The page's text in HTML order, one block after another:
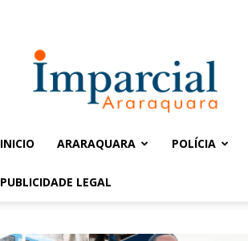
Imparcial
INICIO ARARAQUARA POLÍCIA
PUBLICIDADE LEGAL